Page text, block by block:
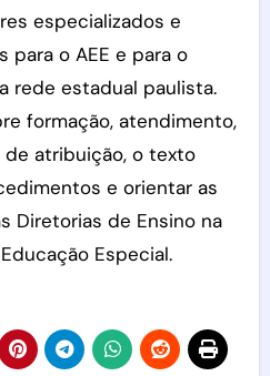
especializados e
para o AEE e para o
rede estadual paulista.
formação, atendimento,
de atribuição, o texto
e orientar as
Diretorias de Ensino na
Especial.